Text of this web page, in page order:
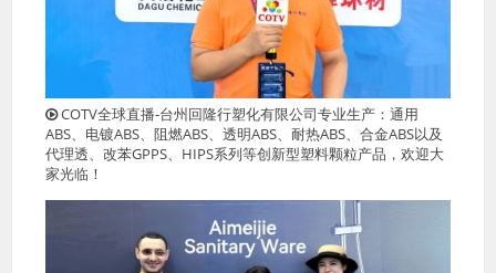
COTV全球直播-台州回隆行塑化有限公司专业生产：通用
ABS、电镀ABS、阻燃ABS、透明ABS、耐热ABS、合金ABS以及
代理透、改苯GPPS、HIPS系列等创新型塑料颗粒产品，欢迎大
家光临！